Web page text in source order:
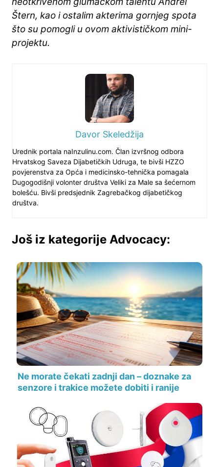
Štern, kao i ostalim akterima gornjeg spota
što su pomogli u ovom aktivističkom mini-
projektu.
Davor Skeledžija
Urednik portala naInzulinu.com. Član izvršnog odbora
Hrvatskog Saveza Dijabetičkih Udruga, te bivši HZZO
povjerenstva za Opća i medicinsko-tehnička pomagala
Dugogodišnji volonter društva Veliki za Male sa šećernom
bolešću. Bivši predsjednik Zagrebačkog dijabetičkog
društva.
Još iz kategorije Advocacy:
Ne morate čekati zadnji dan – doznake za
senzore i trakice možete dobiti i ranije